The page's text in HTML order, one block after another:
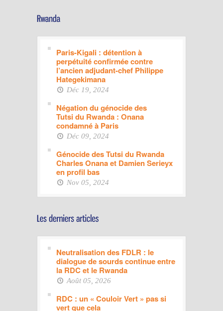
Paris-Kigali : détention à
perpétuité confirmée contre
l’ancien adjudant-chef Philippe
Hategekimana
Déc 19, 2024
Négation du génocide des
Tutsi du Rwanda : Onana
condamné à Paris
Déc 09, 2024
Génocide des Tutsi du Rwanda
Charles Onana et Damien Serieyx
en profil bas
Nov 05, 2024
Neutralisation des FDLR : le
dialogue de sourds continue entre
la RDC et le Rwanda
Août 05, 2026
RDC : un « Couloir Vert » pas si
vert que cela